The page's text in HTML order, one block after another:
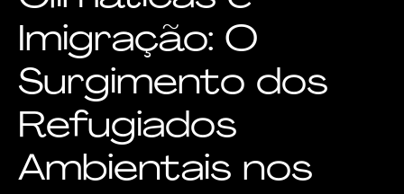
Offices
About
Practice
Imigração: O
Surgimento dos
Refugiados
Ambientais nos